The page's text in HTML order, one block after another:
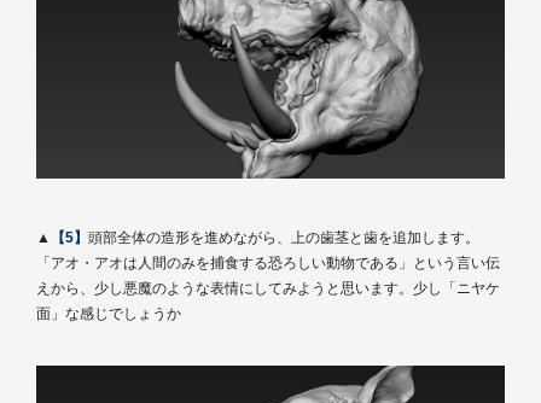
▲ 【5】 頭部全体の造形を進めながら、上の歯茎と歯を追加します。
「アオ・アオは人間のみを捕食する恐ろしい動物である」という言い伝
えから、少し悪魔のような表情にしてみようと思います。少し「ニヤケ
面」な感じでしょうか